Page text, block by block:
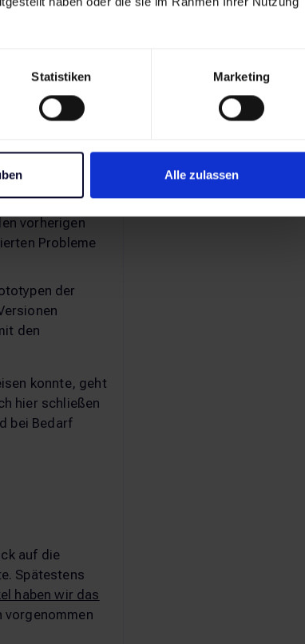
Statistiken Marketing
Alle zulassen
DIN-Norm
Zielgruppe
anderen
auf Muster hin
Modelle
vorherigen
Probleme
der
den
konnte, geht
hier schließen
bei Bedarf
auf die
Spätestens
haben wir das
vorgenommen